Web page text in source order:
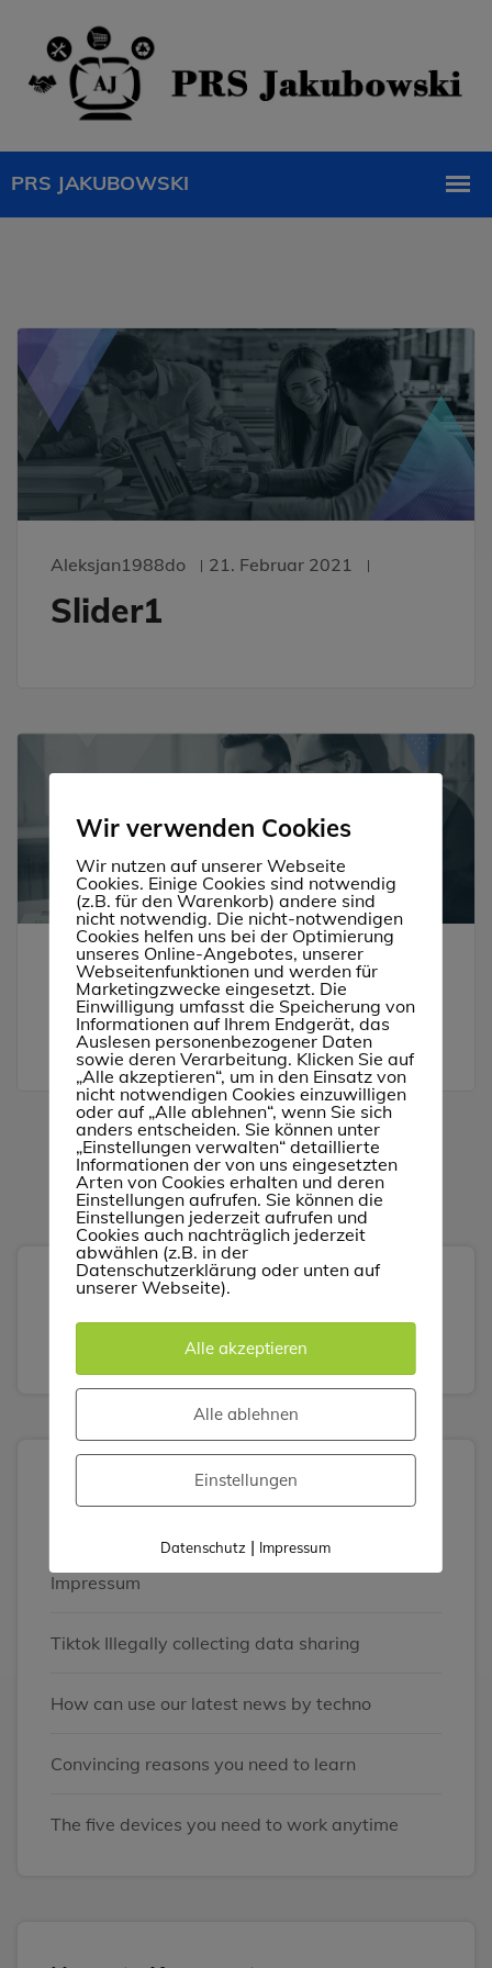
Aleksjan1988do 21. Februar 2021
Slider1
Aleksjan1988do 7. Oktober 2020
Slider1
Suchen
Neueste Beiträge
Impressum
Tiktok Illegally collecting data sharing
How can use our latest news by techno
Convincing reasons you need to learn
The five devices you need to work anytime
Wir verwenden Cookies
Wir nutzen auf unserer Webseite
Cookies. Einige Cookies sind notwendig
(z.B. für den Warenkorb) andere sind
nicht notwendig. Die nicht-notwendigen
Cookies helfen uns bei der Optimierung
unseres Online-Angebotes, unserer
Webseitenfunktionen und werden für
Marketingzwecke eingesetzt. Die
Einwilligung umfasst die Speicherung von
Informationen auf Ihrem Endgerät, das
Auslesen personenbezogener Daten
sowie deren Verarbeitung. Klicken Sie auf
„Alle akzeptieren“, um in den Einsatz von
nicht notwendigen Cookies einzuwilligen
oder auf „Alle ablehnen“, wenn Sie sich
anders entscheiden. Sie können unter
„Einstellungen verwalten“ detaillierte
Informationen der von uns eingesetzten
Arten von Cookies erhalten und deren
Einstellungen aufrufen. Sie können die
Einstellungen jederzeit aufrufen und
Cookies auch nachträglich jederzeit
abwählen (z.B. in der
Datenschutzerklärung oder unten auf
unserer Webseite).
Alle akzeptieren
Alle ablehnen
Einstellungen
Datenschutz | Impressum